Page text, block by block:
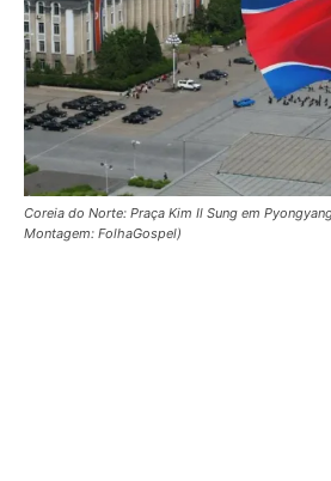
Coreia do Norte: Praça Kim Il Sung em
Montagem: FolhaGospel)